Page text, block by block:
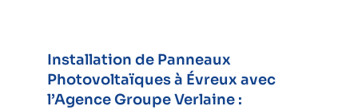
Installation de Panneaux
Photovoltaïques à Évreux avec
l’Agence Groupe Verlaine :